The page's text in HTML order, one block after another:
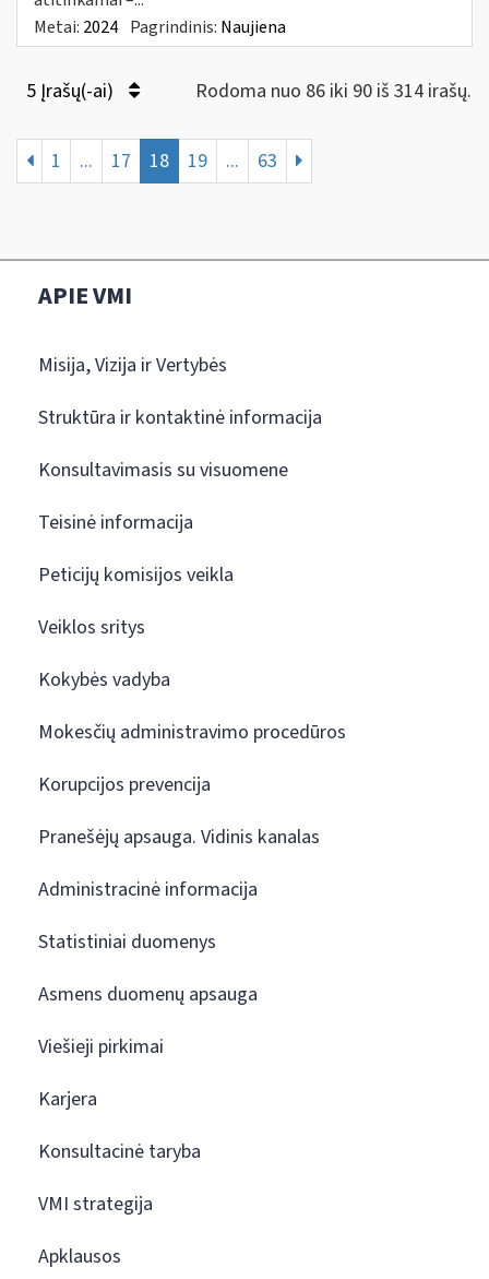
Metai: 2024 Pagrindinis: Naujiena
5 Įrašų(-ai) Rodoma nuo 86 iki 90 iš 314 irašų.
1 ... 17 18 19 ... 63
APIE VMI
Misija, Vizija ir Vertybės
Struktūra ir kontaktinė informacija
Konsultavimasis su visuomene
Teisinė informacija
Peticijų komisijos veikla
Veiklos sritys
Kokybės vadyba
Mokesčių administravimo procedūros
Korupcijos prevencija
Pranešėjų apsauga. Vidinis kanalas
Administracinė informacija
Statistiniai duomenys
Asmens duomenų apsauga
Viešieji pirkimai
Karjera
Konsultacinė taryba
VMI strategija
Apklausos